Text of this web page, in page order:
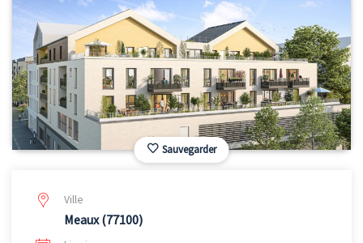
Sauvegarder
Ville
Meaux (77100)